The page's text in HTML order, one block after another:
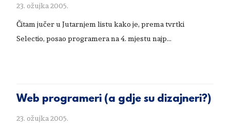
23. ožujka 2005.
Čitam jučer u Jutarnjem listu kako je, prema tvrtki
Selectio, posao programera na 4. mjestu najp...
Web programeri (a gdje su dizajneri?)
23. ožujka 2005.